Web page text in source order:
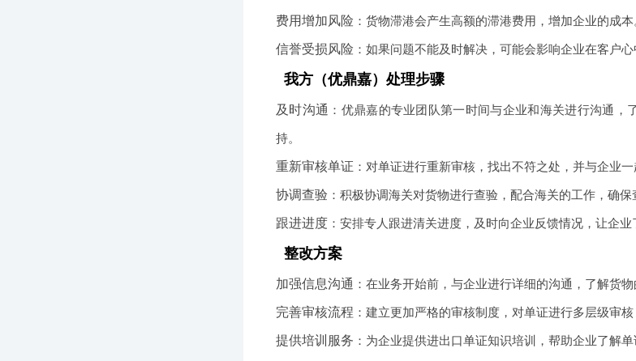
费用增加风险 ：货物滞港会产生高额的滞港费用，增加企业的成本
信誉受损风险 ：如果问题不能及时解决，可能会影响企业在客户
我方（优鼎嘉）处理步骤
及时沟通 ：优鼎嘉的专业团队第一时间与企业和海关进行沟通
持。
重新审核单证 ：对单证进行重新审核，找出不符之处，并与企业
协调查验 ：积极协调海关对货物进行查验，配合海关的工作，确保
跟进进度 ：安排专人跟进清关进度，及时向企业反馈情况，让企业
整改方案
加强信息沟通 ：在业务开始前，与企业进行详细的沟通，了解货
完善审核流程 ：建立更加严格的审核制度，对单证进行多层级审
提供培训服务 ：为企业提供进出口单证知识培训，帮助企业了解